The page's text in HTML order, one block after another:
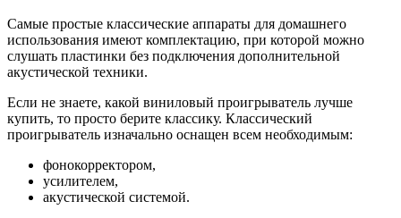
Самые простые классические аппараты для домашнего
использования имеют комплектацию, при которой можно
слушать пластинки без подключения дополнительной
акустической техники.
Если не знаете, какой виниловый проигрыватель лучше
купить, то просто берите классику. Классический
проигрыватель изначально оснащен всем необходимым:
фонокорректором,
усилителем,
акустической системой.